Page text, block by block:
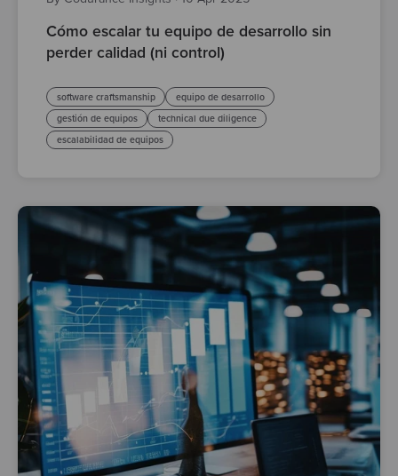
Cómo escalar tu equipo de desarrollo sin
perder calidad (ni control)
software craftsmanship
equipo de desarrollo
gestión de equipos
technical due diligence
escalabilidad de equipos